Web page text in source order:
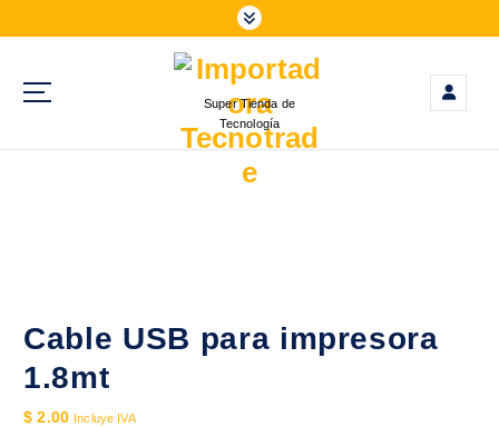
a
Super Tienda de
Tecnología
Cable USB para impresora
1.8mt
$ 2.00 Incluye IVA